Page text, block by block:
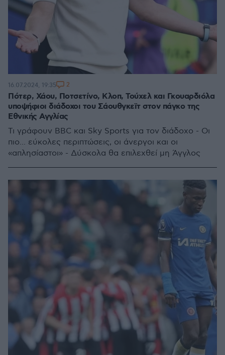
Πότερ, Χάου, Ποτσετίνο, Κλοπ, Τούχελ και Γκουαρδιόλα
υποψήφιοι διάδοχοι του Σάουθγκεϊτ στον πάγκο της
Εθνικής Αγγλίας
Τι γράφουν BBC και Sky Sports για τον διάδοχο - Οι
πιο... εύκολες περιπτώσεις, οι άνεργοι και οι
«απλησίαστοι» - Δύσκολα θα επιλεχθεί μη Άγγλος
16.07.2024, 19:35 2